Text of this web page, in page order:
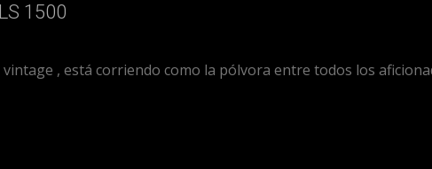
1500
, está corriendo como la pólvora entre todos los